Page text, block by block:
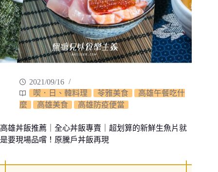
2021/09/16
喫．日、韓料理
苓雅美食
高雄午餐吃什
麼
高雄美食 高雄防疫便當
高雄丼飯推薦｜全心丼飯專賣｜超划算的新鮮生魚片就
是要現場品嚐！原騰戶丼飯再現